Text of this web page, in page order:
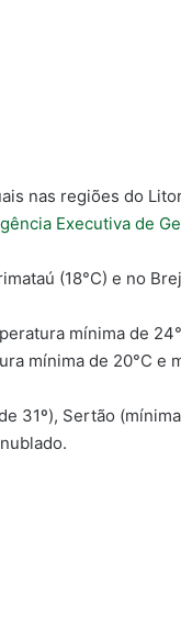
nas regiões do
Executiva de
(18°C) e no
mínima de
mínima de 20°C e
31º), Sertão